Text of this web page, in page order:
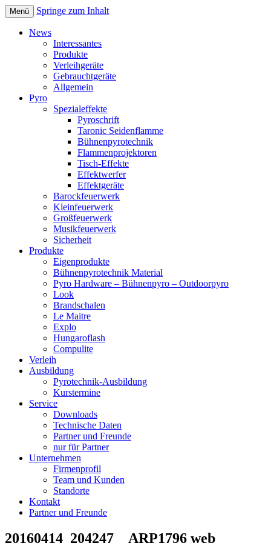
TARONIC Bühnentechnik &
Feuerwerks GmbH
Menü Springe zum Inhalt
News
Interessantes
Produkte
Verleihgeräte
Gebrauchtgeräte
Allgemein
Pyro
Spezialeffekte
Pyroschrift
Taronic Seidenflamme
Bühnenpyrotechnik
Flammenprojektoren
Tisch-Effekte
Effektwerfer
Effektgeräte
Barockfeuerwerk
Kleinfeuerwerk
Großfeuerwerk
Musikfeuerwerk
Sicherheit
Produkte
Eigenprodukte
Bühnenpyrotechnik Material
Pyro Hardware – Bühnenpyro – Outdoorpyro
Look
Brandschalen
Le Maitre
Explo
Hungaroflash
Compulite
Verleih
Ausbildung
Pyrotechnik-Ausbildung
Kurstermine
Service
Downloads
Technische Daten
Partner und Freunde
nur für Partner
Unternehmen
Firmenprofil
Team und Kunden
Standorte
Kontakt
Partner und Freunde
20160414_204247__ARP1796 web